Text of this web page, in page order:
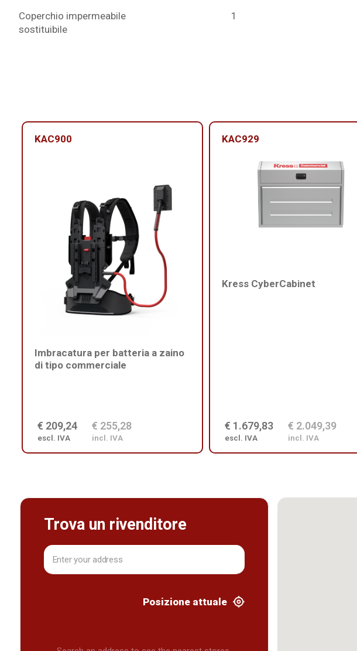
Coperchio impermeabile
sostituibile
1
KAC900
Imbracatura per batteria a zaino
di tipo commerciale
€ 209,24
escl. IVA
€ 255,28
incl. IVA
KAC929
Kress CyberCabinet
€ 1.679,83
escl. IVA
€ 2.049,39
incl. IVA
Trova un rivenditore
Posizione attuale